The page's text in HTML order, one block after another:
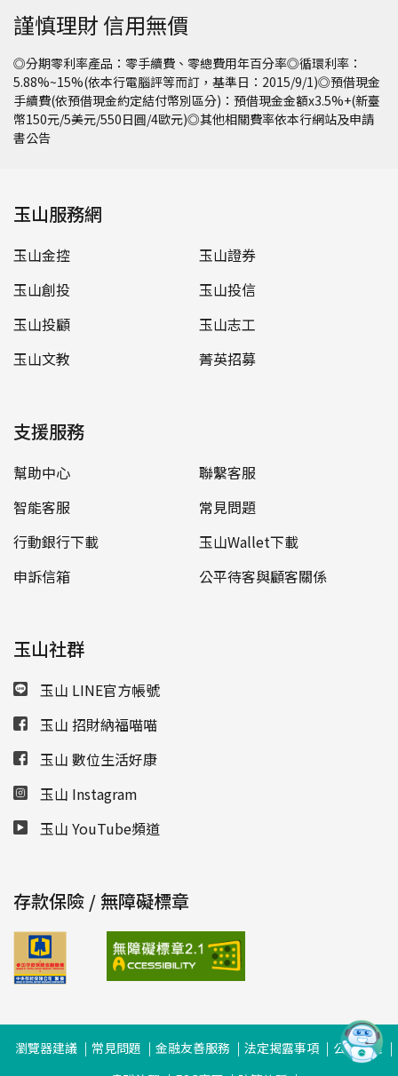
謹慎理財 信用無價
◎分期零利率產品：零手續費、零總費用年百分率◎循環利率：
5.88%~15%(依本行電腦評等而訂，基準日：2015/9/1)◎預借現金
手續費(依預借現金約定結付幣別區分)：預借現金金額x3.5%+(新臺
幣150元/5美元/550日圓/4歐元)◎其他相關費率依本行網站及申請
書公告
玉山服務網
玉山金控
玉山證券
玉山創投
玉山投信
玉山投顧
玉山志工
玉山文教
菁英招募
支援服務
幫助中心
聯繫客服
智能客服
常見問題
行動銀行下載
玉山Wallet下載
申訴信箱
公平待客與顧客關係
玉山社群
玉山 LINE官方帳號
玉山 招財納福喵喵
玉山 數位生活好康
玉山 Instagram
玉山 YouTube頻道
存款保險 / 無障礙標章
瀏覽器建議 常見問題 金融友善服務 法定揭露事項
公司治理